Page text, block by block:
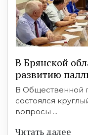
В Брянской
развитию
В Общественной
состоялся
вопросы ...
Читать далее